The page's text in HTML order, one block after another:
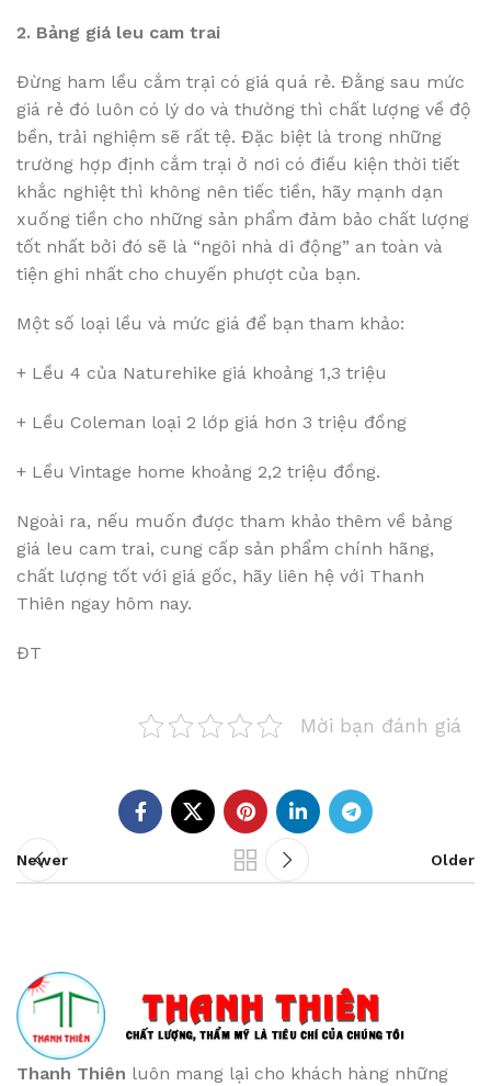
2. Bảng giá leu cam trai
Đừng ham lều cắm trại có giá quá rẻ. Đằng sau mức
giá rẻ đó luôn có lý do và thường thì chất lượng về độ
bền, trải nghiệm sẽ rất tệ. Đặc biệt là trong những
trường hợp định cắm trại ở nơi có điều kiện thời tiết
khắc nghiệt thì không nên tiếc tiền, hãy mạnh dạn
xuống tiền cho những sản phẩm đảm bảo chất lượng
tốt nhất bởi đó sẽ là “ngôi nhà di động” an toàn và
tiện ghi nhất cho chuyến phượt của bạn.
Một số loại lều và mức giá để bạn tham khảo:
+ Lều 4 của Naturehike giá khoảng 1,3 triệu
+ Lều Coleman loại 2 lớp giá hơn 3 triệu đồng
+ Lều Vintage home khoảng 2,2 triệu đồng.
Ngoài ra, nếu muốn được tham khảo thêm về bảng
giá leu cam trai, cung cấp sản phẩm chính hãng,
chất lượng tốt với giá gốc, hãy liên hệ với Thanh
Thiên ngay hôm nay.
ĐT
Mời bạn đánh giá
Newer Older
Thanh Thiên luôn mang lại cho khách hàng những